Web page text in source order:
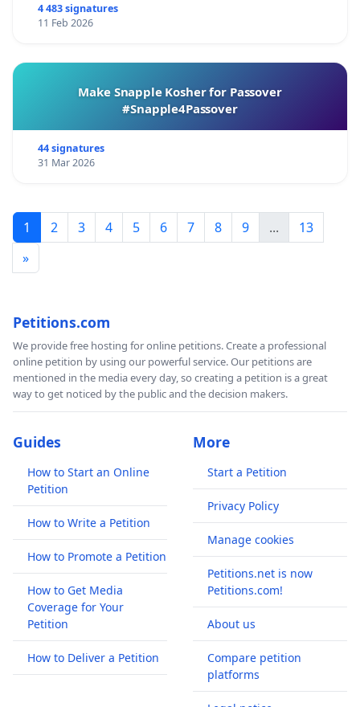
4 483 signatures
11 Feb 2026
Make Snapple Kosher for Passover
#Snapple4Passover
44 signatures
31 Mar 2026
1 2 3 4 5 6 7 8 9 ...
13
»
Petitions.com
We provide free hosting for online petitions. Create a professional
online petition by using our powerful service. Our petitions are
mentioned in the media every day, so creating a petition is a great
way to get noticed by the public and the decision makers.
Guides
How to Start an Online
Petition
How to Write a Petition
How to Promote a Petition
How to Get Media
Coverage for Your
Petition
How to Deliver a Petition
More
Start a Petition
Privacy Policy
Manage cookies
Petitions.net is now
Petitions.com!
About us
Compare petition
platforms